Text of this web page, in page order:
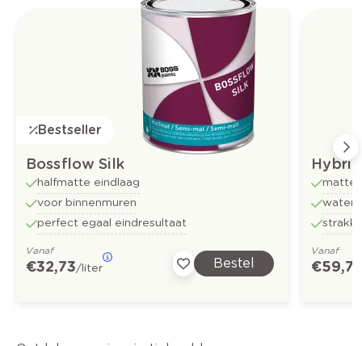
Bestseller
Bossflow Silk
halfmatte eindlaag
voor binnenmuren
perfect egaal eindresultaat
Vanaf
€ 32,73/liter Bestel
matte
Vanaf
€